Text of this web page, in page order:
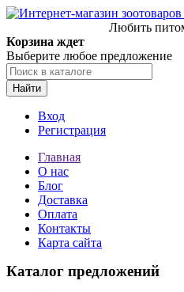
Любить
Корзина ждет
Выберите любое предложение
Найти
Вход
Регистрация
Главная
О нас
Блог
Доставка
Оплата
Контакты
Карта сайта
Каталог предложений